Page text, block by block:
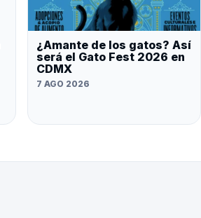
¿Amante de los gatos? Así
será el Gato Fest 2026 en
CDMX
7 AGO 2026